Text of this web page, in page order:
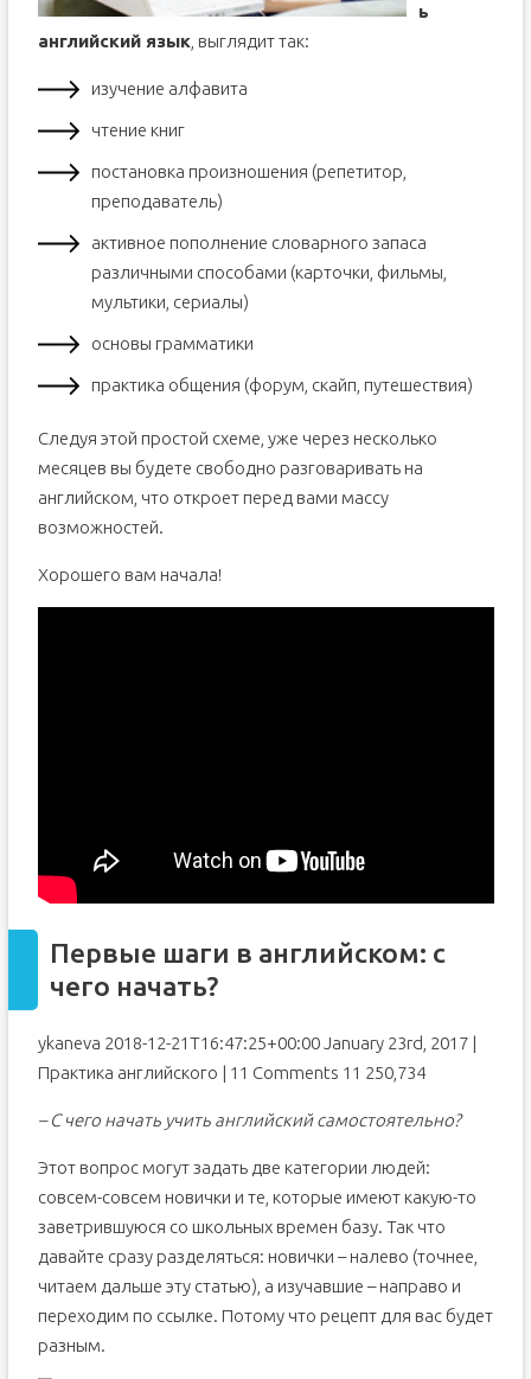
ь
английский язык, выглядит так:
изучение алфавита
чтение книг
постановка произношения (репетитор,
преподаватель)
активное пополнение словарного запаса
различными способами (карточки, фильмы,
мультики, сериалы)
основы грамматики
практика общения (форум, скайп, путешествия)
Следуя этой простой схеме, уже через несколько
месяцев вы будете свободно разговаривать на
английском, что откроет перед вами массу
возможностей.
Хорошего вам начала!
Первые шаги в английском: с
чего начать?
ykaneva 2018-12-21T16:47:25+00:00 January 23rd, 2017 |
Практика английского | 11 Comments 11 250,734
– С чего начать учить английский самостоятельно?
Этот вопрос могут задать две категории людей:
совсем-совсем новички и те, которые имеют какую-то
заветрившуюся со школьных времен базу. Так что
давайте сразу разделяться: новички – налево (точнее,
читаем дальше эту статью), а изучавшие – направо и
переходим по ссылке. Потому что рецепт для вас будет
разным.